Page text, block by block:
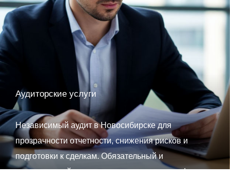
Аудиторские услуги
Независимый аудит в Новосибирске для
прозрачности отчетности, снижения рисков и
подготовки к сделкам. Обязательный и
инициативный аудит, налоговые проверки, due